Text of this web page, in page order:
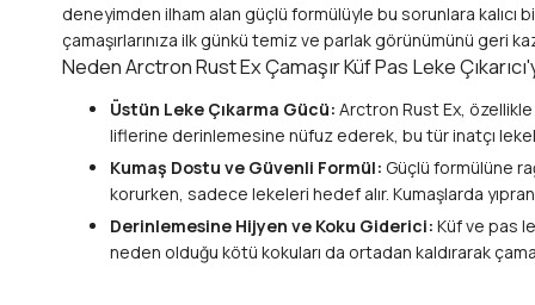
deneyimden ilham alan güçlü formülüyle bu sorunlara
çamaşırlarınıza ilk günkü temiz ve parlak görünümünü geri
Neden Arctron Rust Ex Çamaşır Küf Pas Leke
Üstün Leke Çıkarma Gücü: Arctron Rust Ex,
liflerine derinlemesine nüfuz ederek, bu tür inatçı
Kumaş Dostu ve Güvenli Formül: Güçlü formülüne
korurken, sadece lekeleri hedef alır. Kumaşlarda
Derinlemesine Hijyen ve Koku Giderici: Küf ve pas
neden olduğu kötü kokuları da ortadan kaldırarak